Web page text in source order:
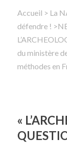
Accueil > La
défendre ! >
du ministère
méthodes en
«